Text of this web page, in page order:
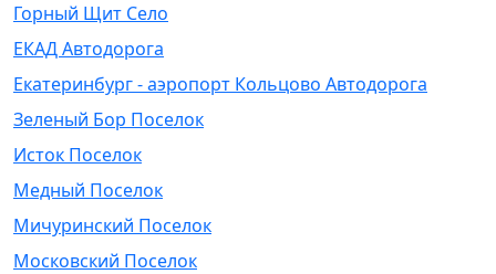
Горный Щит Село
ЕКАД Автодорога
Екатеринбург - аэропорт Кольцово Автодорога
Зеленый Бор Поселок
Исток Поселок
Медный Поселок
Мичуринский Поселок
Московский Поселок